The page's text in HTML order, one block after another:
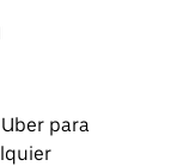
para